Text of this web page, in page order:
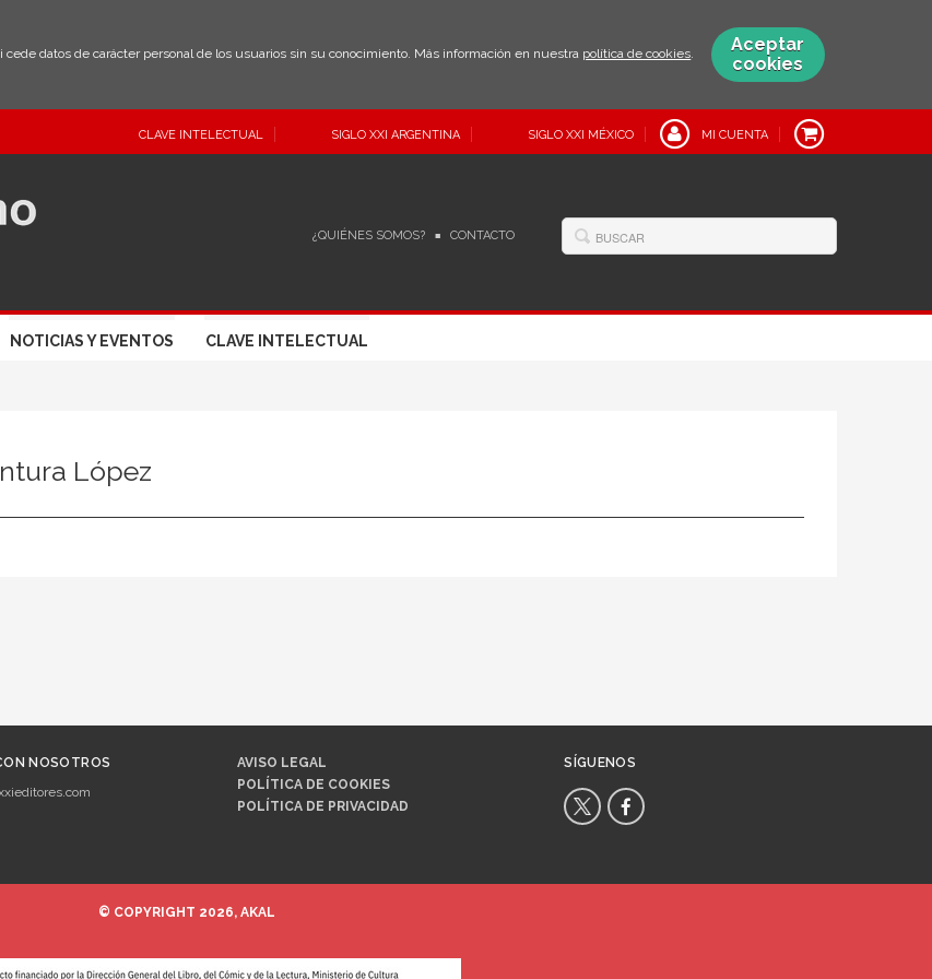
datos de carácter personal de los usuarios sin su conocimiento. Más información en nuestra política de cookies.
Aceptar
cookies
CLAVE INTELECTUAL SIGLO XXI ARGENTINA SIGLO XXI MÉXICO MI CUENTA
¿QUIÉNES SOMOS? CONTACTO
NOTICIAS Y EVENTOS CLAVE INTELECTUAL
López
NOSOTROS
AVISO LEGAL
POLÍTICA DE COOKIES
POLÍTICA DE PRIVACIDAD
SÍGUENOS
© COPYRIGHT 2026, AKAL